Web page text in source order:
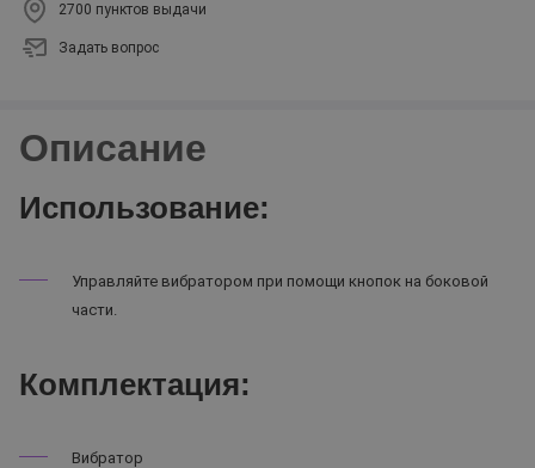
2700 пунктов выдачи
Задать вопрос
Описание
Использование:
Управляйте вибратором при помощи кнопок на боковой
части.
Комплектация:
Вибратор